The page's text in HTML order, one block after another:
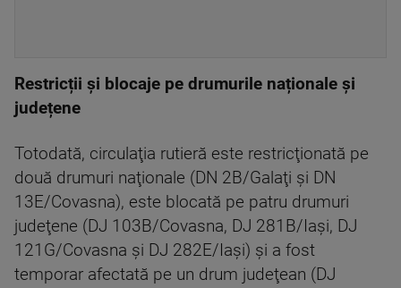
Restricții și blocaje pe drumurile naționale și
județene
Totodată, circulaţia rutieră este restricţionată pe
două drumuri naţionale (DN 2B/Galaţi şi DN
13E/Covasna), este blocată pe patru drumuri
judeţene (DJ 103B/Covasna, DJ 281B/Iaşi, DJ
121G/Covasna şi DJ 282E/Iaşi) şi a fost
temporar afectată pe un drum judeţean (DJ